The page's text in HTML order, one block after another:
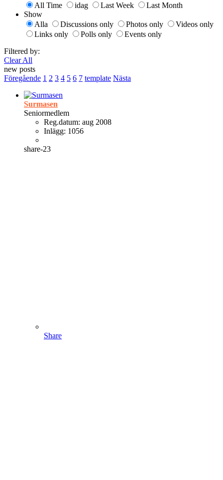
All Time
idag Last Week
Last Month
Show
Alla
Discussions only Photos only
Videos only
Links only
Polls only
Events only
Filtered by:
Clear All
new posts
Föregående 1 2 3 4 5 6 7 template Nästa
Surmasen
Seniormedlem
Reg.datum: aug 2008
Inlägg: 1056
share-23
Share